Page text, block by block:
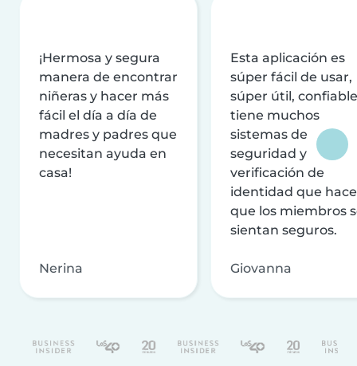
¡Hermosa y segura
manera de encontrar
niñeras y hacer más
fácil el día a día de
madres y padres que
necesitan ayuda en
casa!
Nerina
Esta aplicación es
súper fácil de usar,
súper útil,
tiene muchos
sistemas de
seguridad y
verificación de
identidad que
que los miembros
sientan seguros.
Giovanna